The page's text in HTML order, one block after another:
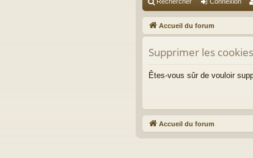
co
ur
ci
s
Accueil du forum
Supprimer les cookies
Êtes-vous sûr de vouloir
Accueil du forum